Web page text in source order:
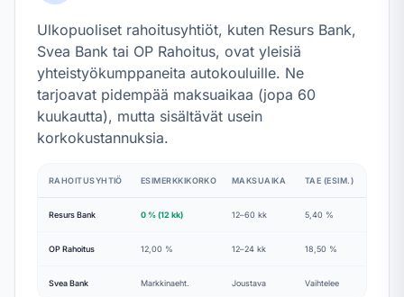
Ulkopuoliset rahoitusyhtiöt, kuten Resurs Bank,
Svea Bank tai OP Rahoitus, ovat yleisiä
yhteistyökumppaneita autokouluille. Ne
tarjoavat pidempää maksuaikaa (jopa 60
kuukautta), mutta sisältävät usein
korkokustannuksia.
RAHOITUSYHTIÖ ESIMERKKIKORKO MAKSUAIKA TAE (ESIM.)
Resurs Bank 0 % (12 kk) 12–60 kk 5,40 %
OP Rahoitus 12,00 % 12–24 kk 18,50 %
Svea Bank Markkinaeht. Joustava Vaihtelee